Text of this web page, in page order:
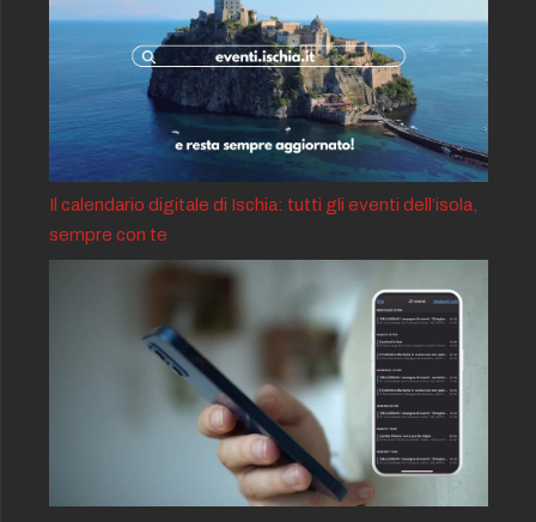
Il calendario digitale di Ischia: tutti gli eventi dell’isola,
sempre con te